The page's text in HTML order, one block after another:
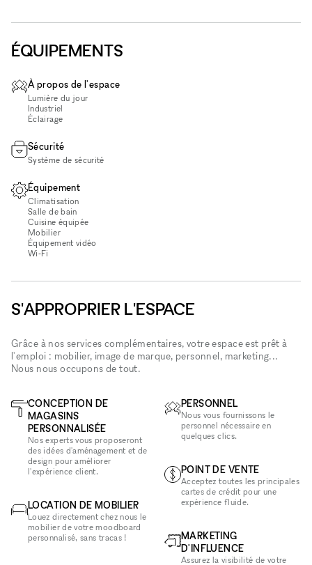
ÉQUIPEMENTS
À propos de l'espace
Lumière du jour
Industriel
Éclairage
Sécurité
Système de sécurité
Équipement
Climatisation
Salle de bain
Cuisine équipée
Mobilier
Équipement vidéo
Wi‑Fi
S'APPROPRIER L'ESPACE
Grâce à nos services complémentaires, votre espace est prêt à
l'emploi : mobilier, image de marque, personnel, marketing...
Nous nous occupons de tout.
CONCEPTION DE
MAGASINS
PERSONNALISÉE
Nos experts vous proposeront
des idées d'aménagement et de
design pour améliorer
l'expérience client.
LOCATION DE MOBILIER
Louez directement chez nous le
mobilier de votre moodboard
personnalisé, sans tracas !
PERSONNEL
Nous vous fournissons le
personnel nécessaire en
quelques clics.
POINT DE VENTE
Acceptez toutes les principales
cartes de crédit pour une
expérience fluide.
MARKETING
D'INFLUENCE
Assurez la visibilité de votre